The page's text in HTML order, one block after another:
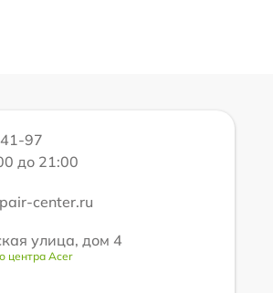
97
до 21:00
center.ru
улица, дом 4
центра Acer